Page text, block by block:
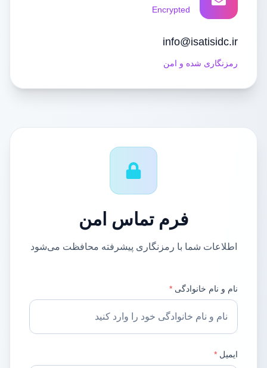
Encrypted
info@isatisidc.ir
رمزنگاری شده و امن
فرم تماس امن
اطلاعات شما با رمزنگاری پیشرفته محافظت می‌شود
نام و نام خانوادگی *
ایمیل *